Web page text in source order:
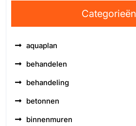
Categorieën
aquaplan
behandelen
behandeling
betonnen
binnenmuren